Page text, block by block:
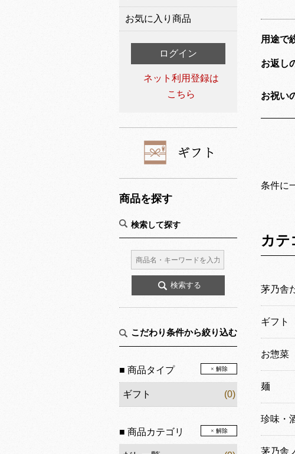
お気に入り商品
ログイン
ネット利用登録は
こちら
商品を探す
検索して探す
こだわり条件から絞り込む
■ 商品タイプ × 解除
ギフト (0)
■ 商品カテゴリ × 解除
用途で
お返し
お祝い
条件に
カテ
茅乃舎
ギフト
お惣菜
麺
珍味・
茅乃舎